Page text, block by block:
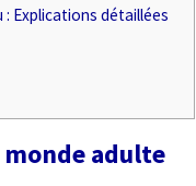
Explications détaillées
monde adulte